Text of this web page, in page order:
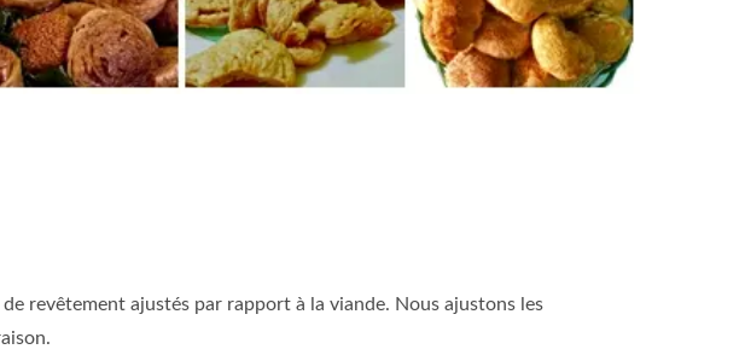
revêtement ajustés par rapport à la viande. Nous ajustons les